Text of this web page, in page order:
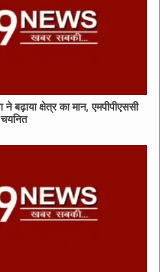
बढ़ाया क्षेत्र का मान, एमपीपीएससी